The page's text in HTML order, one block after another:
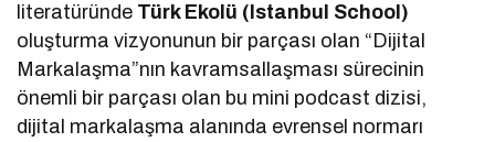
literatüründe Türk Ekolü (Istanbul School)
oluşturma vizyonunun bir parçası olan “Dijital
Markalaşma”nın kavramsallaşması sürecinin
önemli bir parçası olan bu mini podcast dizisi,
dijital markalaşma alanında evrensel normarı